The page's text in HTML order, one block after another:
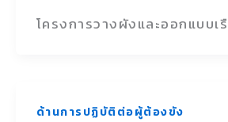
โครงการวางผังและออกแบบเ
ด้านการปฏิบัติต่อผู้ต้องขัง